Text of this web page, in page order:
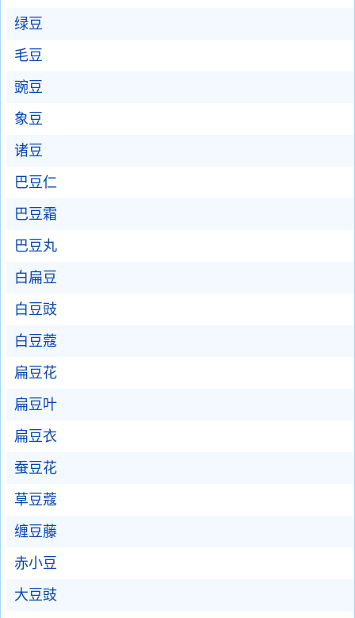
绿豆
毛豆
豌豆
象豆
诸豆
巴豆仁
巴豆霜
巴豆丸
白扁豆
白豆豉
白豆蔻
扁豆花
扁豆叶
扁豆衣
蚕豆花
草豆蔻
缠豆藤
赤小豆
大豆豉